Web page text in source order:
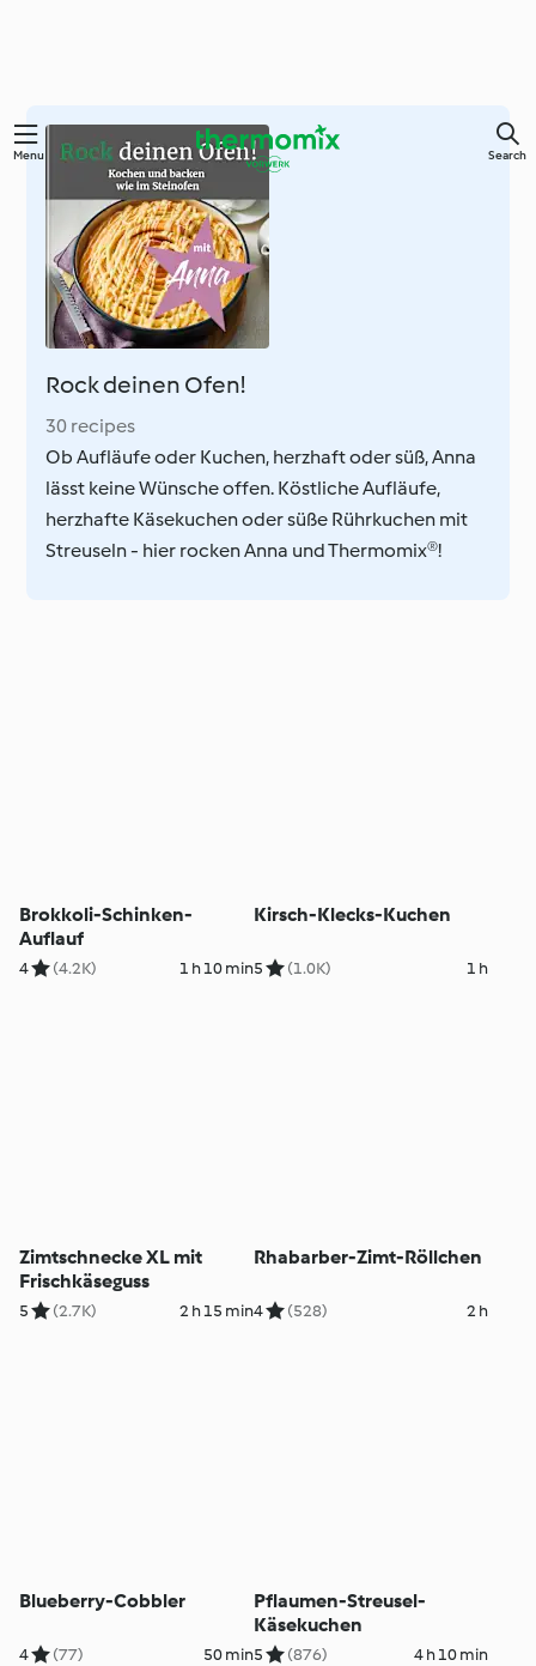
Skip
Menu Search
Rock deinen Ofen!
30 recipes
Ob Aufläufe oder Kuchen, herzhaft oder süß, Anna
lässt keine Wünsche offen. Köstliche Aufläufe,
herzhafte Käsekuchen oder süße Rührkuchen mit
Streuseln - hier rocken Anna und Thermomix®!
Brokkoli-Schinken-
Auflauf
4 (4.2K) 1 h 10 min
Kirsch-Klecks-Kuchen
5 (1.0K) 1 h
Zimtschnecke XL mit
Frischkäseguss
5 (2.7K) 2 h 15 min
Rhabarber-Zimt-Röllchen
4 (528) 2 h
Blueberry-Cobbler
4 (77) 50 min
Pflaumen-Streusel-
Käsekuchen
5 (876) 4 h 10 min